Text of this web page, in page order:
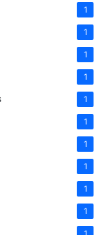
1
1
1
1
1
1
1
1
1
1